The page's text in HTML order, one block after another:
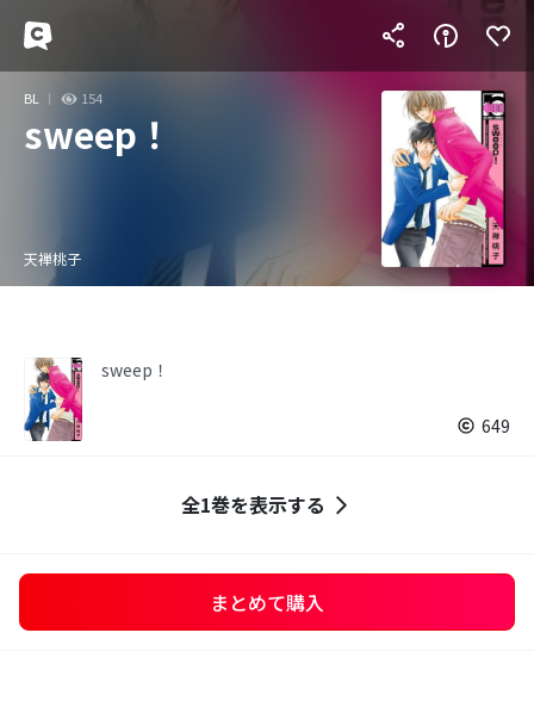
BL 154
sweep！
天禅桃子
sweep！
649
全1巻を表示する
まとめて購入